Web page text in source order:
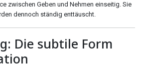
zwischen Geben und Nehmen einseitig. Sie
dennoch ständig enttäuscht.
Die subtile Form